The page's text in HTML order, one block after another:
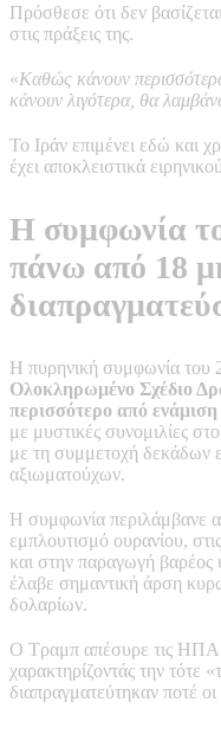
Πρόσθεσε ότι δεν
στις πράξεις της.
«Καθώς κάνουν
κάνουν λιγότερα, θα
Το Ιράν επιμένει εδώ και
έχει αποκλειστικά
Η συμφωνία
πάνω από 18
Η πυρηνική συμφωνία του
Ολοκληρωμένο Σχέδιο
περισσότερο από
με μυστικές συνομιλίες
με τη συμμετοχή δεκάδων
αξιωματούχων.
Η συμφωνία περιλάμβανε
εμπλουτισμό ουρανίου,
και στην παραγωγή βαρέος
έλαβε σημαντική άρση
δολαρίων.
Ο Τραμπ απέσυρε τις ΗΠΑ
χαρακτηρίζοντάς την τότε
διαπραγματεύτηκαν ποτέ